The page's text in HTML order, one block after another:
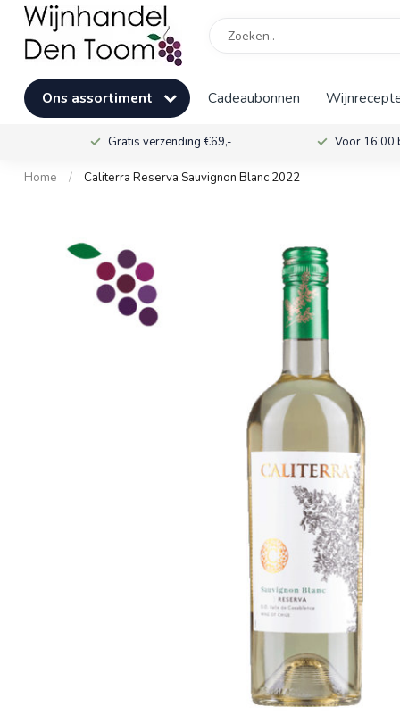
Ons assortiment Cadeaubonnen
Gratis verzending €69,- Voor 16:00
Home / Caliterra Reserva Sauvignon Blanc 2022